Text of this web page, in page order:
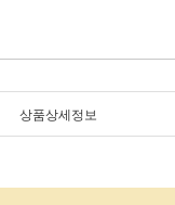
상품상세정보